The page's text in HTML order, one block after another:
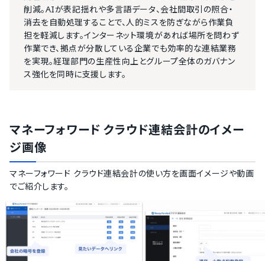
削減。AIが表記揺れや多言語データ、会社間取引の照合・
消去を自動処理することで、人的ミスを防ぎながら作業負
担を軽減します。インターネット環境があれば場所を問わず
作業でき、拠点が分散している企業でも効率的な連結業務
を実現。経理部門の生産性向上とグループ全体のガバナン
ス強化を同時に支援します。
マネーフォワード クラウド連結会計のイメー
ジ画像
マネーフォワード クラウド連結会計の使い方を画面イメージや動画
でご紹介します。